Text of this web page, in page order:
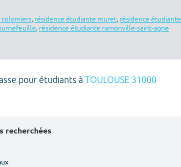
, résidence étudiante muret, résidence étudiante
, résidence étudiante ramonville-saint-agne
pour étudiants à TOULOUSE 31000
recherchées